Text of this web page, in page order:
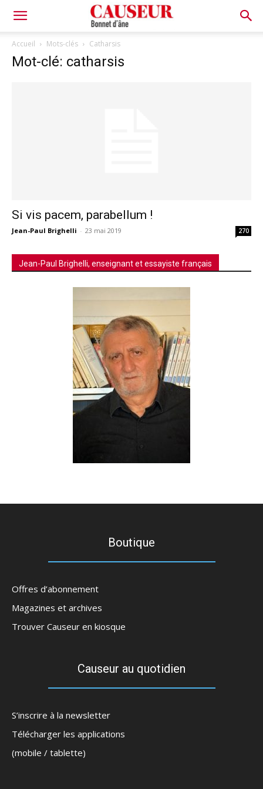
Bonnet
d'âne
Accueil Mots-clés Catharsis
Mot-clé: catharsis
Si vis pacem, parabellum !
Jean-Paul Brighelli - 23 mai 2019 270
Jean-Paul Brighelli, enseignant et essayiste français
Boutique
Offres d’abonnement
Magazines et archives
Trouver Causeur en kiosque
Causeur au quotidien
S’inscrire à la newsletter
Télécharger les applications
(mobile / tablette)